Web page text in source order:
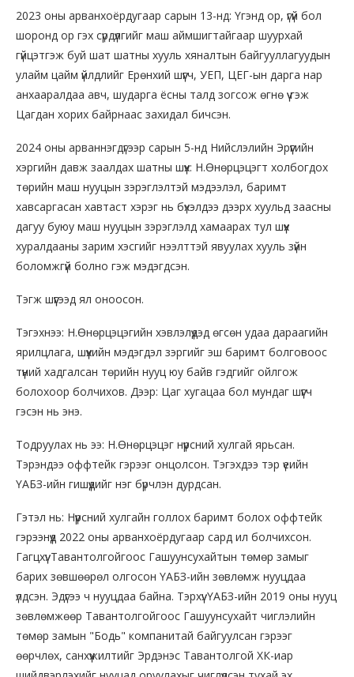
2023 оны арванхоёрдугаар сарын 13-нд: Үгэнд ор, үгүй бол
шоронд ор гэх сүрдүүлгийг маш аймшигтайгаар шуурхай
гүйцэтгэж буй шат шатны хууль хяналтын байгууллагуудын
улайм цайм үйлдлийг Ерөнхий шүүгч, УЕП, ЦЕГ-ын дарга нар
анхааралдаа авч, шударга ёсны талд зогсож өгнө үү гэж
Цагдан хорих байрнаас захидал бичсэн.
2024 оны арваннэгдүгээр сарын 5-нд Нийслэлийн Эрүүгийн
хэргийн давж заалдах шатны шүүх: Н.Өнөрцэцэгт холбогдох
төрийн маш нууцын зэрэглэлтэй мэдээлэл, баримт
хавсаргасан хавтаст хэрэг нь бүхэлдээ дээрх хуульд заасны
дагуу буюу маш нууцын зэрэглэлд хамаарах тул шүүх
хуралдааны зарим хэсгийг нээлттэй явуулах хууль зүйн
боломжгүй болно гэж мэдэгдсэн.
Тэгж шүүгээд ял оноосон.
Тэгэхнээ: Н.Өнөрцэцэгийн хэвлэлүүдэд өгсөн удаа дараагийн
ярилцлага, шүүхийн мэдэгдэл зэргийг эш баримт болговоос
түүний хадгалсан төрийн нууц юу байв гэдгийг ойлгож
болохоор болчихов. Дээр: Цаг хугацаа бол мундаг шүүгч
гэсэн нь энэ.
Тодруулах нь ээ: Н.Өнөрцэцэг нүүрсний хулгай ярьсан.
Тэрэндээ оффтейк гэрээг онцолсон. Тэгэхдээ тэр үеийн
ҮАБЗ-ийн гишүүдийг нэг бүрчлэн дурдсан.
Гэтэл нь: Нүүрсний хулгайн голлох баримт болох оффтейк
гэрээнүүд 2022 оны арванхоёрдугаар сард ил болчихсон.
Гагцхүү: Тавантолгойгоос Гашуунсухайтын төмөр замыг
барих зөвшөөрөл олгосон ҮАБЗ-ийн зөвлөмж нууцдаа
үлдсэн. Эдүгээ ч нууцдаа байна. Тэрхүү: ҮАБЗ-ийн 2019 оны нууц
зөвлөмжөөр Тавантолгойгоос Гашуунсухайт чиглэлийн
төмөр замын "Бодь" компанитай байгуулсан гэрээг
өөрчлөх, санхүүжилтийг Эрдэнэс Тавантолгой ХК-иар